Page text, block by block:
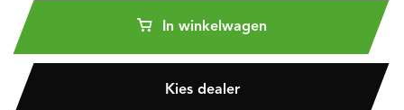
In winkelwagen
Kies dealer